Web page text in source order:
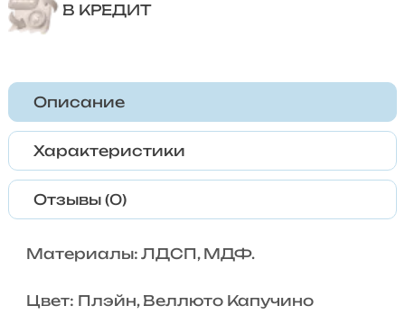
В КРЕДИТ
Описание
Характеристики
Отзывы (0)
Материалы: ЛДСП, МДФ.
Цвет: Плэйн, Веллюто Капучино